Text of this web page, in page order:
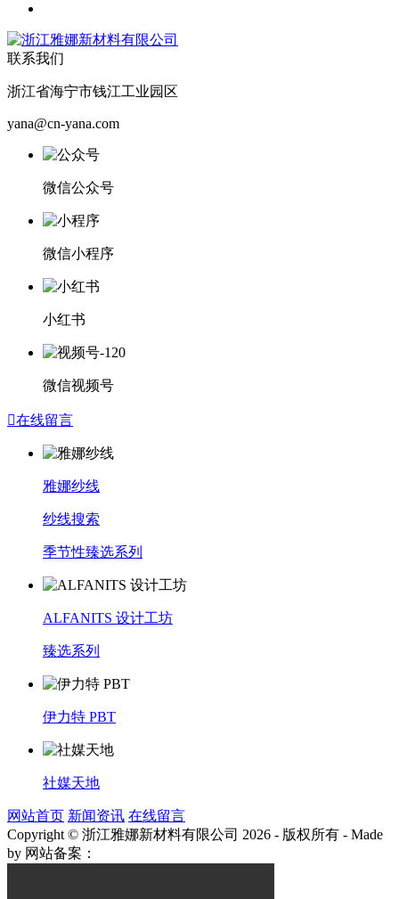
联系我们
浙江省海宁市钱江工业园区
yana@cn-yana.com
微信公众号
微信小程序
小红书
微信视频号
在线留言
雅娜纱线
纱线搜索
季节性臻选系列
ALFANITS 设计工坊
臻选系列
伊力特 PBT
社媒天地
网站首页 新闻资讯 在线留言
Copyright © 浙江雅娜新材料有限公司 2026 - 版权所有 - Made
by 网站备案：